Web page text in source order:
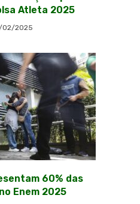
Atleta 2025
2025
60% das
Enem 2025